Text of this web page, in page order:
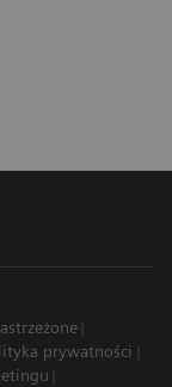
prywatności